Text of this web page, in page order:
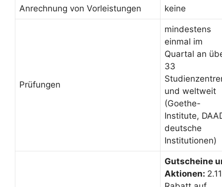
Anrechnung von Vorleistungen keine
Prüfungen
mindestens
einmal im
Quartal an
33
und weltweit
(Goethe-
Institute,
deutsche
Institutionen)
Gutscheine
Aktionen: